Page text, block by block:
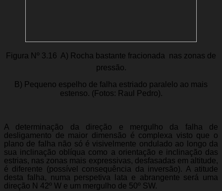
Figura Nº 3.16  A) Rocha bastante fracionada nas zonas de
pressão.
B) Pequeno espelho de falha estriado paralelo ao mais
estenso. (Fotos: Raul Pedro).
A determinação da direção e mergulho da falha de
desligamento de maior dimensão é complexa visto que o
plano de falha não só é visivelmente ondulado ao longo da
sua inclinação oblíqua como a orientação e inclinação das
estrias, nas zonas mais expressivas, desfasadas em altitude,
é diferente (possível consequência da inversão). A atitude
desta falha, numa perspetiva lata e abrangente será uma
direção N 42º W e um mergulho de 50º SW.